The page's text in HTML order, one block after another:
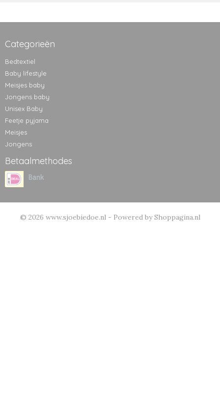
Categorieën
Bedtextiel
Baby lifestyle
Meisjes baby
Jongens baby
Unisex Baby
Feetje pyjama
Meisjes
Jongens
Betaalmethodes
© 2026 www.sjoebiedoe.nl - Powered by Shoppagina.nl